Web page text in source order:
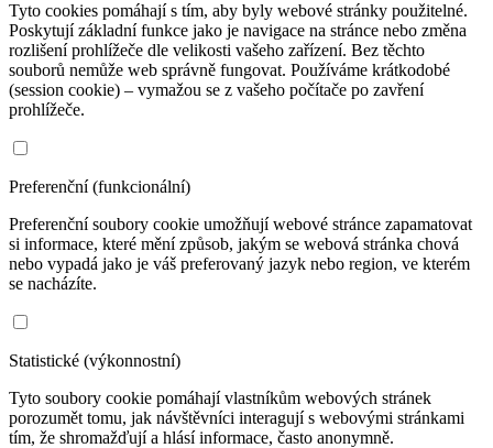
Tyto cookies pomáhají s tím, aby byly webové stránky použitelné.
Poskytují základní funkce jako je navigace na stránce nebo změna
rozlišení prohlížeče dle velikosti vašeho zařízení. Bez těchto
souborů nemůže web správně fungovat. Používáme krátkodobé
(session cookie) – vymažou se z vašeho počítače po zavření
prohlížeče.
Preferenční (funkcionální)
Preferenční soubory cookie umožňují webové stránce zapamatovat
si informace, které mění způsob, jakým se webová stránka chová
nebo vypadá jako je váš preferovaný jazyk nebo region, ve kterém
se nacházíte.
Statistické (výkonnostní)
Tyto soubory cookie pomáhají vlastníkům webových stránek
porozumět tomu, jak návštěvníci interagují s webovými stránkami
tím, že shromažďují a hlásí informace, často anonymně.